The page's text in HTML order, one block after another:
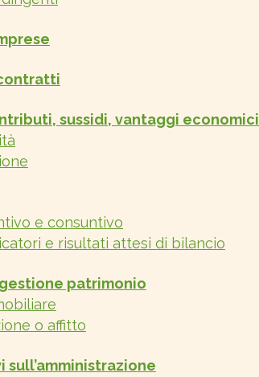
sussidi, vantaggi economici
e consuntivo
e risultati attesi di bilancio
patrimonio
o affitto